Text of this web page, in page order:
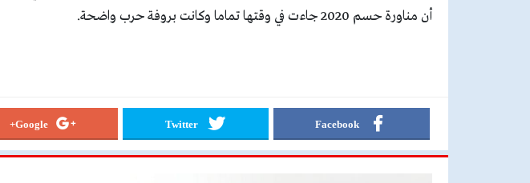
أن مناورة حسم 2020 جاءت في وقتها تماما وكانت بروفة حرب واضحة.
Facebook
Twitter
Google+